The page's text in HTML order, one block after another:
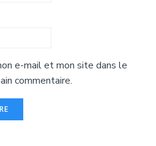
e-mail et mon site dans le
commentaire.